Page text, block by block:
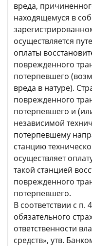
вреда,
находящемуся в
осуществляется
оплаты
поврежденного
потерпевшего
вреда в натуре).
поврежденного
потерпевшего и
независимой
потерпевшему
станцию
осуществляет
такой станцией
поврежденного
потерпевшего.
В соответствии с
обязательного
ответственности
средств», утв.